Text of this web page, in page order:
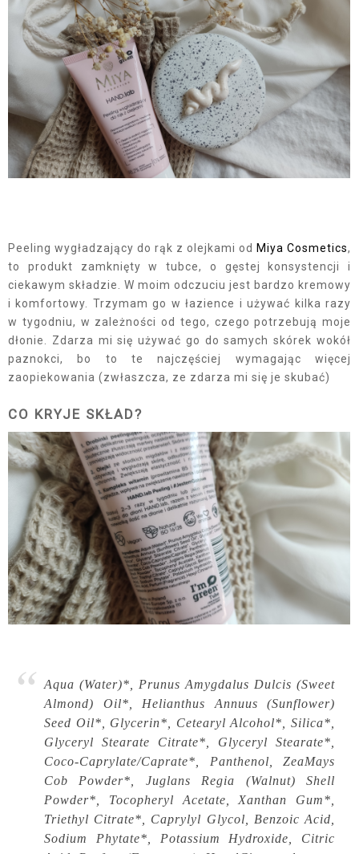
Peeling wygładzający do rąk z olejkami od Miya Cosmetics,
to produkt zamknięty w tubce, o gęstej konsystencji i
ciekawym składzie. W moim odczuciu jest bardzo kremowy
i komfortowy. Trzymam go w łazience i używać kilka razy
w tygodniu, w zależności od tego, czego potrzebują moje
dłonie. Zdarza mi się używać go do samych skórek wokół
paznokci, bo to te najczęściej wymagając więcej
zaopiekowania (zwłaszcza, ze zdarza mi się je skubać)
CO KRYJE SKŁAD?
Aqua (Water)*, Prunus Amygdalus Dulcis (Sweet
Almond) Oil*, Helianthus Annuus (Sunflower)
Seed Oil*, Glycerin*, Cetearyl Alcohol*, Silica*,
Glyceryl Stearate Citrate*, Glyceryl Stearate*,
Coco-Caprylate/Caprate*, Panthenol, ZeaMays
Cob Powder*, Juglans Regia (Walnut) Shell
Powder*, Tocopheryl Acetate, Xanthan Gum*,
Triethyl Citrate*, Caprylyl Glycol, Benzoic Acid,
Sodium Phytate*, Potassium Hydroxide, Citric